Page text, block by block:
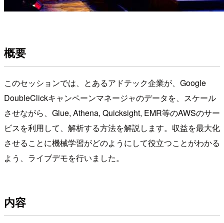
概要
このセッションでは、とあるアドテック企業が、Google
DoubleClickキャンペーンマネージャのデータを、スケール
させながら、Glue, Athena, Quicksight, EMR等のAWSのサー
ビスを利用して、解析する方法を解説します。収益を最大化
させることに機械学習がどのようにして役立つことがわかる
よう、ライブデモを行いました。
内容